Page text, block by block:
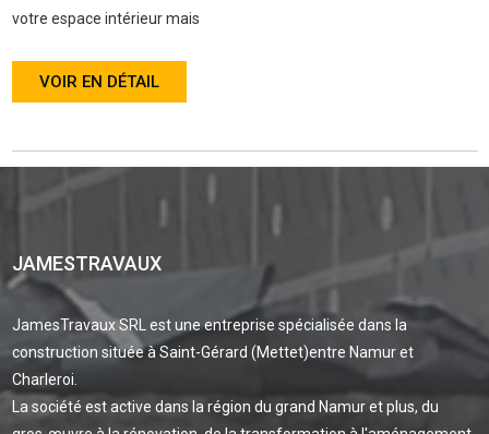
votre espace intérieur mais
VOIR EN DÉTAIL
JAMESTRAVAUX
JamesTravaux SRL est une entreprise spécialisée dans la
construction située à Saint-Gérard (Mettet)entre Namur et
Charleroi.
La société est active dans la région du grand Namur et plus, du